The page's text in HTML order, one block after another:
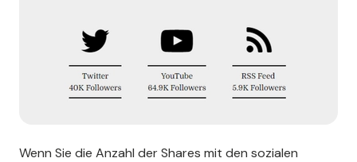
Wenn Sie die Anzahl der Shares mit den sozialen